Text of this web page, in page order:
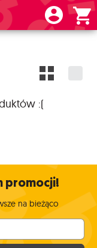
:(
promocji!
na bieżąco